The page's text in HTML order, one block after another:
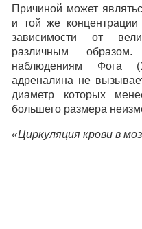
Причиной может
и той же
зависимости от
различным
наблюдениям Фога
адреналина не
диаметр которых
большего размера
«Циркуляция крови в